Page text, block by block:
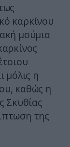
καρκίνου
μούμια
μόλις η
καθώς η
Σκυθίας
της